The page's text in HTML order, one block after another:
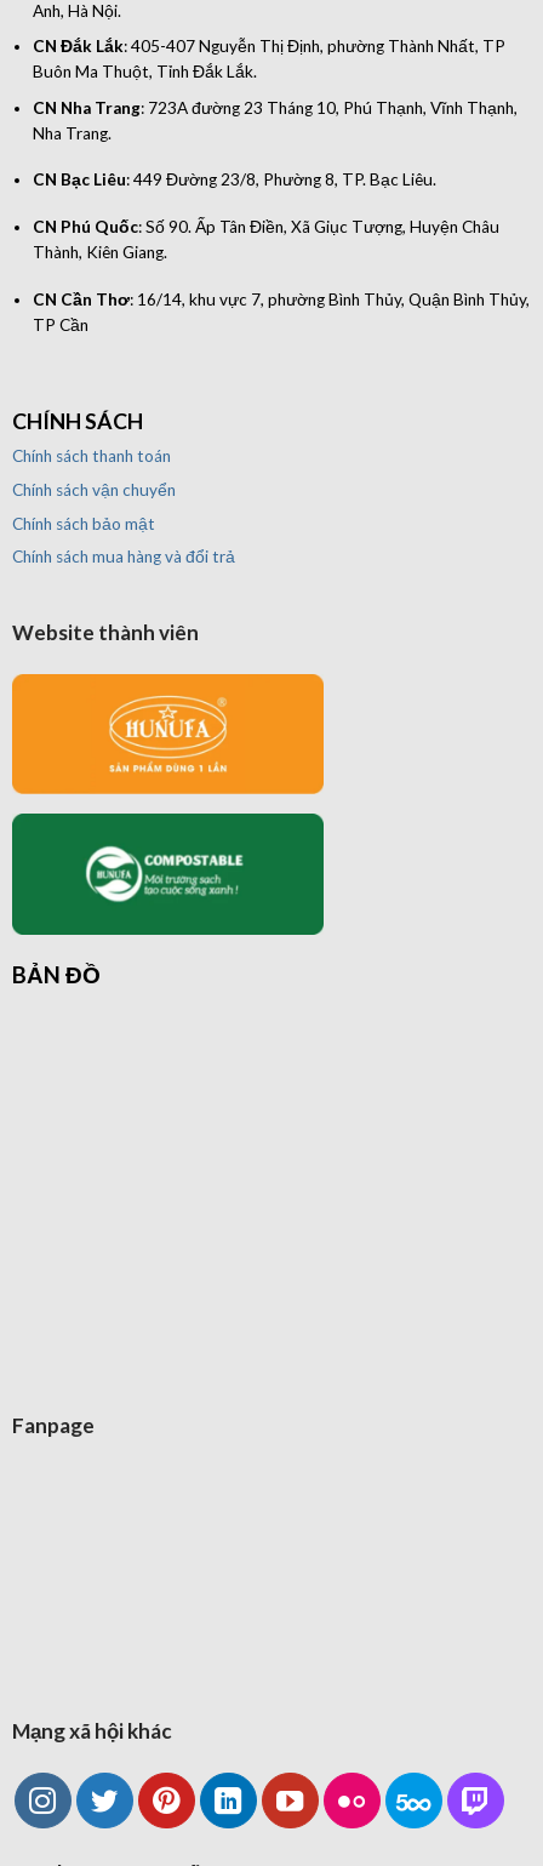
Anh, Hà Nội.
CN Đắk Lắk: 405-407 Nguyễn Thị Định, phường Thành Nhất, TP
Buôn Ma Thuột, Tỉnh Đắk Lắk.
CN Nha Trang: 723A đường 23 Tháng 10, Phú Thạnh, Vĩnh Thạnh,
Nha Trang.
CN Bạc Liêu: 449 Đường 23/8, Phường 8, TP. Bạc Liêu.
CN Phú Quốc: Số 90. Ấp Tân Điền, Xã Giục Tượng, Huyện Châu
Thành, Kiên Giang.
CN Cần Thơ: 16/14, khu vực 7, phường Bình Thủy, Quận Bình Thủy,
TP Cần
CHÍNH SÁCH
Chính sách thanh toán
Chính sách vận chuyển
Chính sách bảo mật
Chính sách mua hàng và đổi trả
Website thành viên
BẢN ĐỒ
Fanpage
Mạng xã hội khác